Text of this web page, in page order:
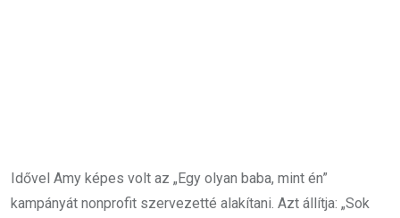
Idővel Amy képes volt az „Egy olyan baba, mint én”
kampányát nonprofit szervezetté alakítani. Azt állítja: „Sok